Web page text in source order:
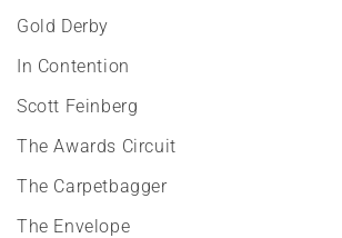
Gold Derby
In Contention
Scott Feinberg
The Awards Circuit
The Carpetbagger
The Envelope